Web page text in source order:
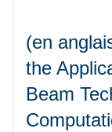
(en
the
Beam